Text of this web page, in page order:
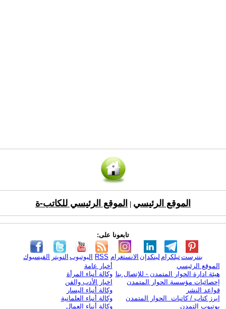
الموقع الرئيسي الموقع الرئيسي للكاتب-ة
تابعونا على:
الفيسبوك التويتر اليوتيوب RSS الانستغرام لينكدإن تيلكرامبنترست
الموقع الرئيسي
هيئة ادارة الحوار المتمدن - للإتصال بنا
إحصائيات مؤسسة الحوار المتمدن
قواعد النشر
ابرز كتاب / كاتبات الحوار المتمدن
يوتيوب التمدن
أخبار عامة
وكالة أنباء المرأة
اخبار الأدب والفن
وكالة أنباء اليسار
وكالة أنباء العلمانية
وكالة أنباء العمال